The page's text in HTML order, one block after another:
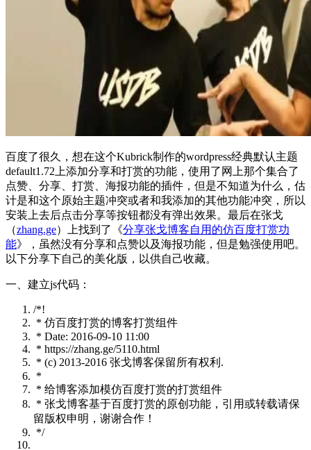
百度了很久，想在这个Kubrick制作的wordpress经典默认主题
default1.72上添加分享和打赏的功能，使用了网上那个集合了
点赞、分享、打赏、海报功能的插件，但是不知道为什么，估
计是和这个原始主题冲突或者和我添加的其他功能冲突，所以
安装上去后点击分享等按钮都没有弹出效果。最后在张戈
（zhang.ge）上找到了《分享张戈博客自用的仿百度打赏功
能》，虽然没有分享和点赞以及海报功能，但是勉强使用吧。
以下分享下自己的美化版，以供自己收藏。
一、建立js代码：
/*!
* 仿百度打赏的博客打赏组件
* Date: 2016-09-10 11:00
* https://zhang.ge/5110.html
* (c) 2013-2016 张戈博客保留所有权利.
*
* 给博客添加模仿百度打赏的打赏组件
* 张戈博客基于百度打赏的原创功能，引用或转载请保
留版权申明，谢谢合作！
*/